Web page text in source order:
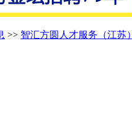
>> 智汇方圆人才服务（江苏